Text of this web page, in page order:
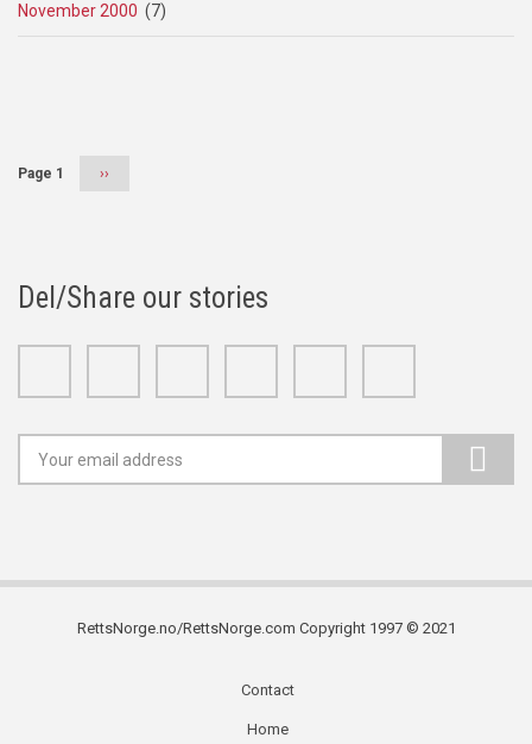
November 2000 (7)
Page 1
Next
››
Del/Share our stories
RettsNorge.no/RettsNorge.com Copyright 1997 © 2021
Contact
Home